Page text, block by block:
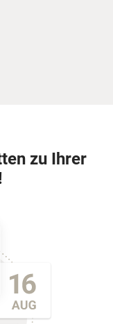
zu Ihrer